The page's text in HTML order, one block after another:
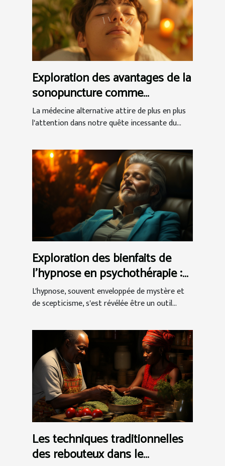
Exploration des avantages de la
sonopuncture comme
alternative à l'acupuncture
La médecine alternative attire de plus en plus
l'attention dans notre quête incessante du...
Exploration des bienfaits de
l'hypnose en psychothérapie :
Techniques et témoignages de
réussite
L'hypnose, souvent enveloppée de mystère et
de scepticisme, s'est révélée être un outil...
Les techniques traditionnelles
des rebouteux dans le